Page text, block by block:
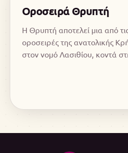
Οροσειρά Θρυπτή
Η Θρυπτή αποτελεί μια από
οροσειρές της ανατολικής
στον νομό Λασιθίου, κοντά